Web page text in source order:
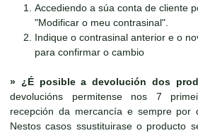
Accediendo a súa conta de cliente
"Modificar o meu contrasinal".
Indique o contrasinal anterior e o
para confirmar o cambio
» ¿É posible a devolución dos
devolucións permitense nos 7
recepción da mercancía e sempre por
Nestos casos ssustituirase o producto